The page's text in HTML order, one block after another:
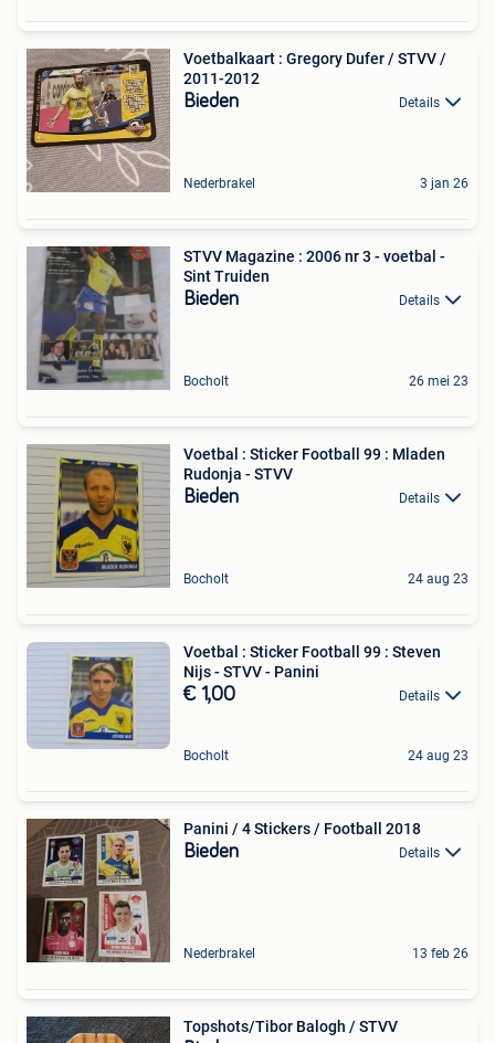
Voetbalkaart : Gregory Dufer / STVV /
2011-2012
Bieden Details
Nederbrakel 3 jan 26
STVV Magazine : 2006 nr 3 - voetbal -
Sint Truiden
Bieden Details
Bocholt 26 mei 23
Voetbal : Sticker Football 99 : Mladen
Rudonja - STVV
Bieden Details
Bocholt 24 aug 23
Voetbal : Sticker Football 99 : Steven
Nijs - STVV - Panini
€ 1,00 Details
Bocholt 24 aug 23
Panini / 4 Stickers / Football 2018
Bieden Details
Nederbrakel 13 feb 26
Topshots/Tibor Balogh / STVV